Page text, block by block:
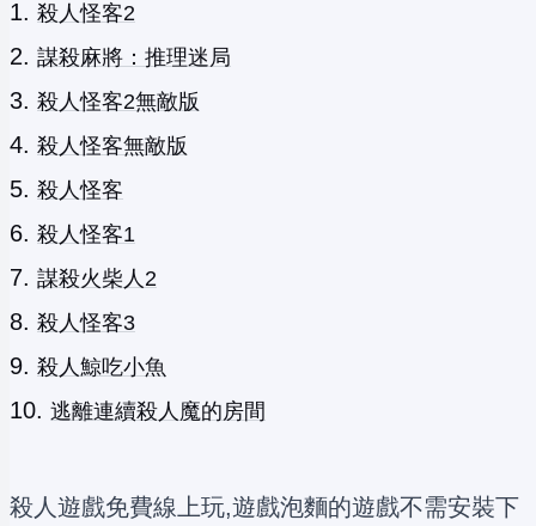
殺人怪客2
謀殺麻將：推理迷局
殺人怪客2無敵版
殺人怪客無敵版
殺人怪客
殺人怪客1
謀殺火柴人2
殺人怪客3
殺人鯨吃小魚
逃離連續殺人魔的房間
殺人遊戲免費線上玩,遊戲泡麵的遊戲不需安裝下